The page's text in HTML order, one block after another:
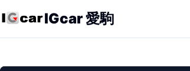
IGcar 愛駒